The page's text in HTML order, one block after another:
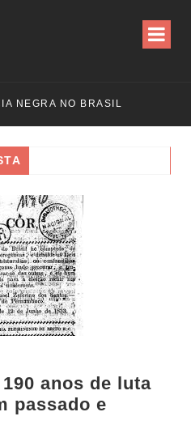
NEGRA NO BRASIL
anos de luta
passado e